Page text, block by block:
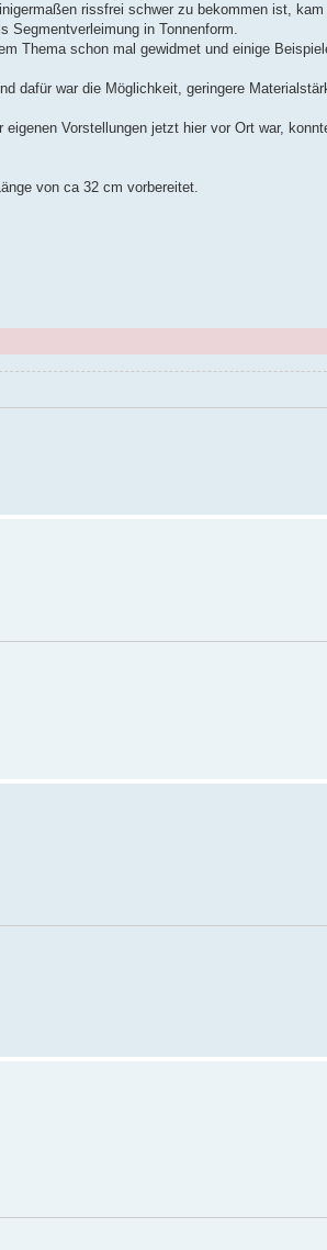
rissfrei schwer zu bekommen ist,
Segmentverleimung in Tonnenform.
Thema schon mal gewidmet und einige
dafür war die Möglichkeit, geringere
Vorstellungen jetzt hier vor Ort war,
von ca 32 cm vorbereitet.